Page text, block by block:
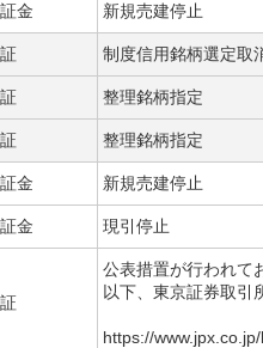
金 新規売建停止
制度信用銘柄選定取
整理銘柄指定
整理銘柄指定
金 新規売建停止
金 現引停止
公表措置が行われて
以下、東京証券取引
https://